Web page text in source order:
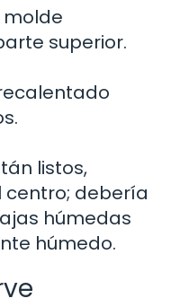
molde
superior.
listos,
centro; debería
húmedas
húmedo.